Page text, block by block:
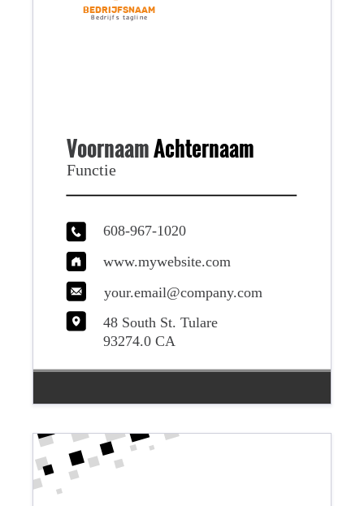
48 South St. Tulare
93274.0 CA
your.email@company.com
608-967-1020
www.mywebsite.com
Functie
VoornaamAchternaam
Bedrijfsnaam
Bedrijfs tagline